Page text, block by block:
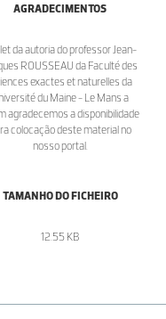
AGRADECIMENTOS
da autoria do professor Jean-
ROUSSEAU da Faculté des
exactes et naturelles da
du Maine - Le Mans a
agradecemos a disponibilidade
colocação deste material no
nosso portal.
TAMANHO DO FICHEIRO
12.55 KB